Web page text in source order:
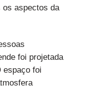
aspectos da
foi projetada
espaço foi